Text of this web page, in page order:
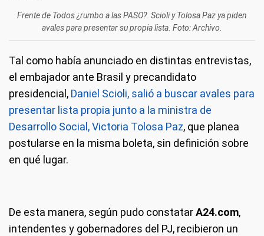
Frente de Todos ¿rumbo a las PASO?. Scioli y Tolosa Paz ya piden
avales para presentar su propia lista. Foto: Archivo.
Tal como había anunciado en distintas entrevistas,
el embajador ante Brasil y precandidato
presidencial, Daniel Scioli, salió a buscar avales para
presentar lista propia junto a la ministra de
Desarrollo Social, Victoria Tolosa Paz, que planea
postularse en la misma boleta, sin definición sobre
en qué lugar.
De esta manera, según pudo constatarA24.com,
intendentes y gobernadores del PJ, recibieron un